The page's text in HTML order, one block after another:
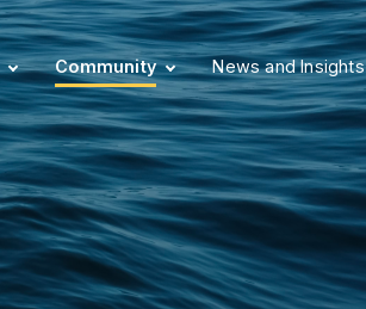
Community News and Insights